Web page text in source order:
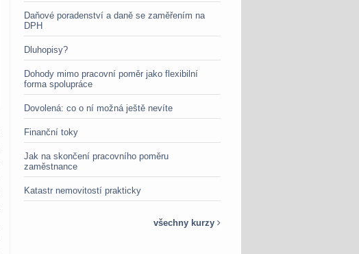
Daňové poradenství a daně se zaměřením na
DPH
Dluhopisy?
Dohody mimo pracovní poměr jako flexibilní
forma spolupráce
Dovolená: co o ní možná ještě nevíte
Finanční toky
Jak na skončení pracovního poměru
zaměstnance
Katastr nemovitostí prakticky
všechny kurzy